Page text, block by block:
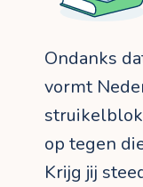
Ondanks
vormt
op tegen
Krijg jij